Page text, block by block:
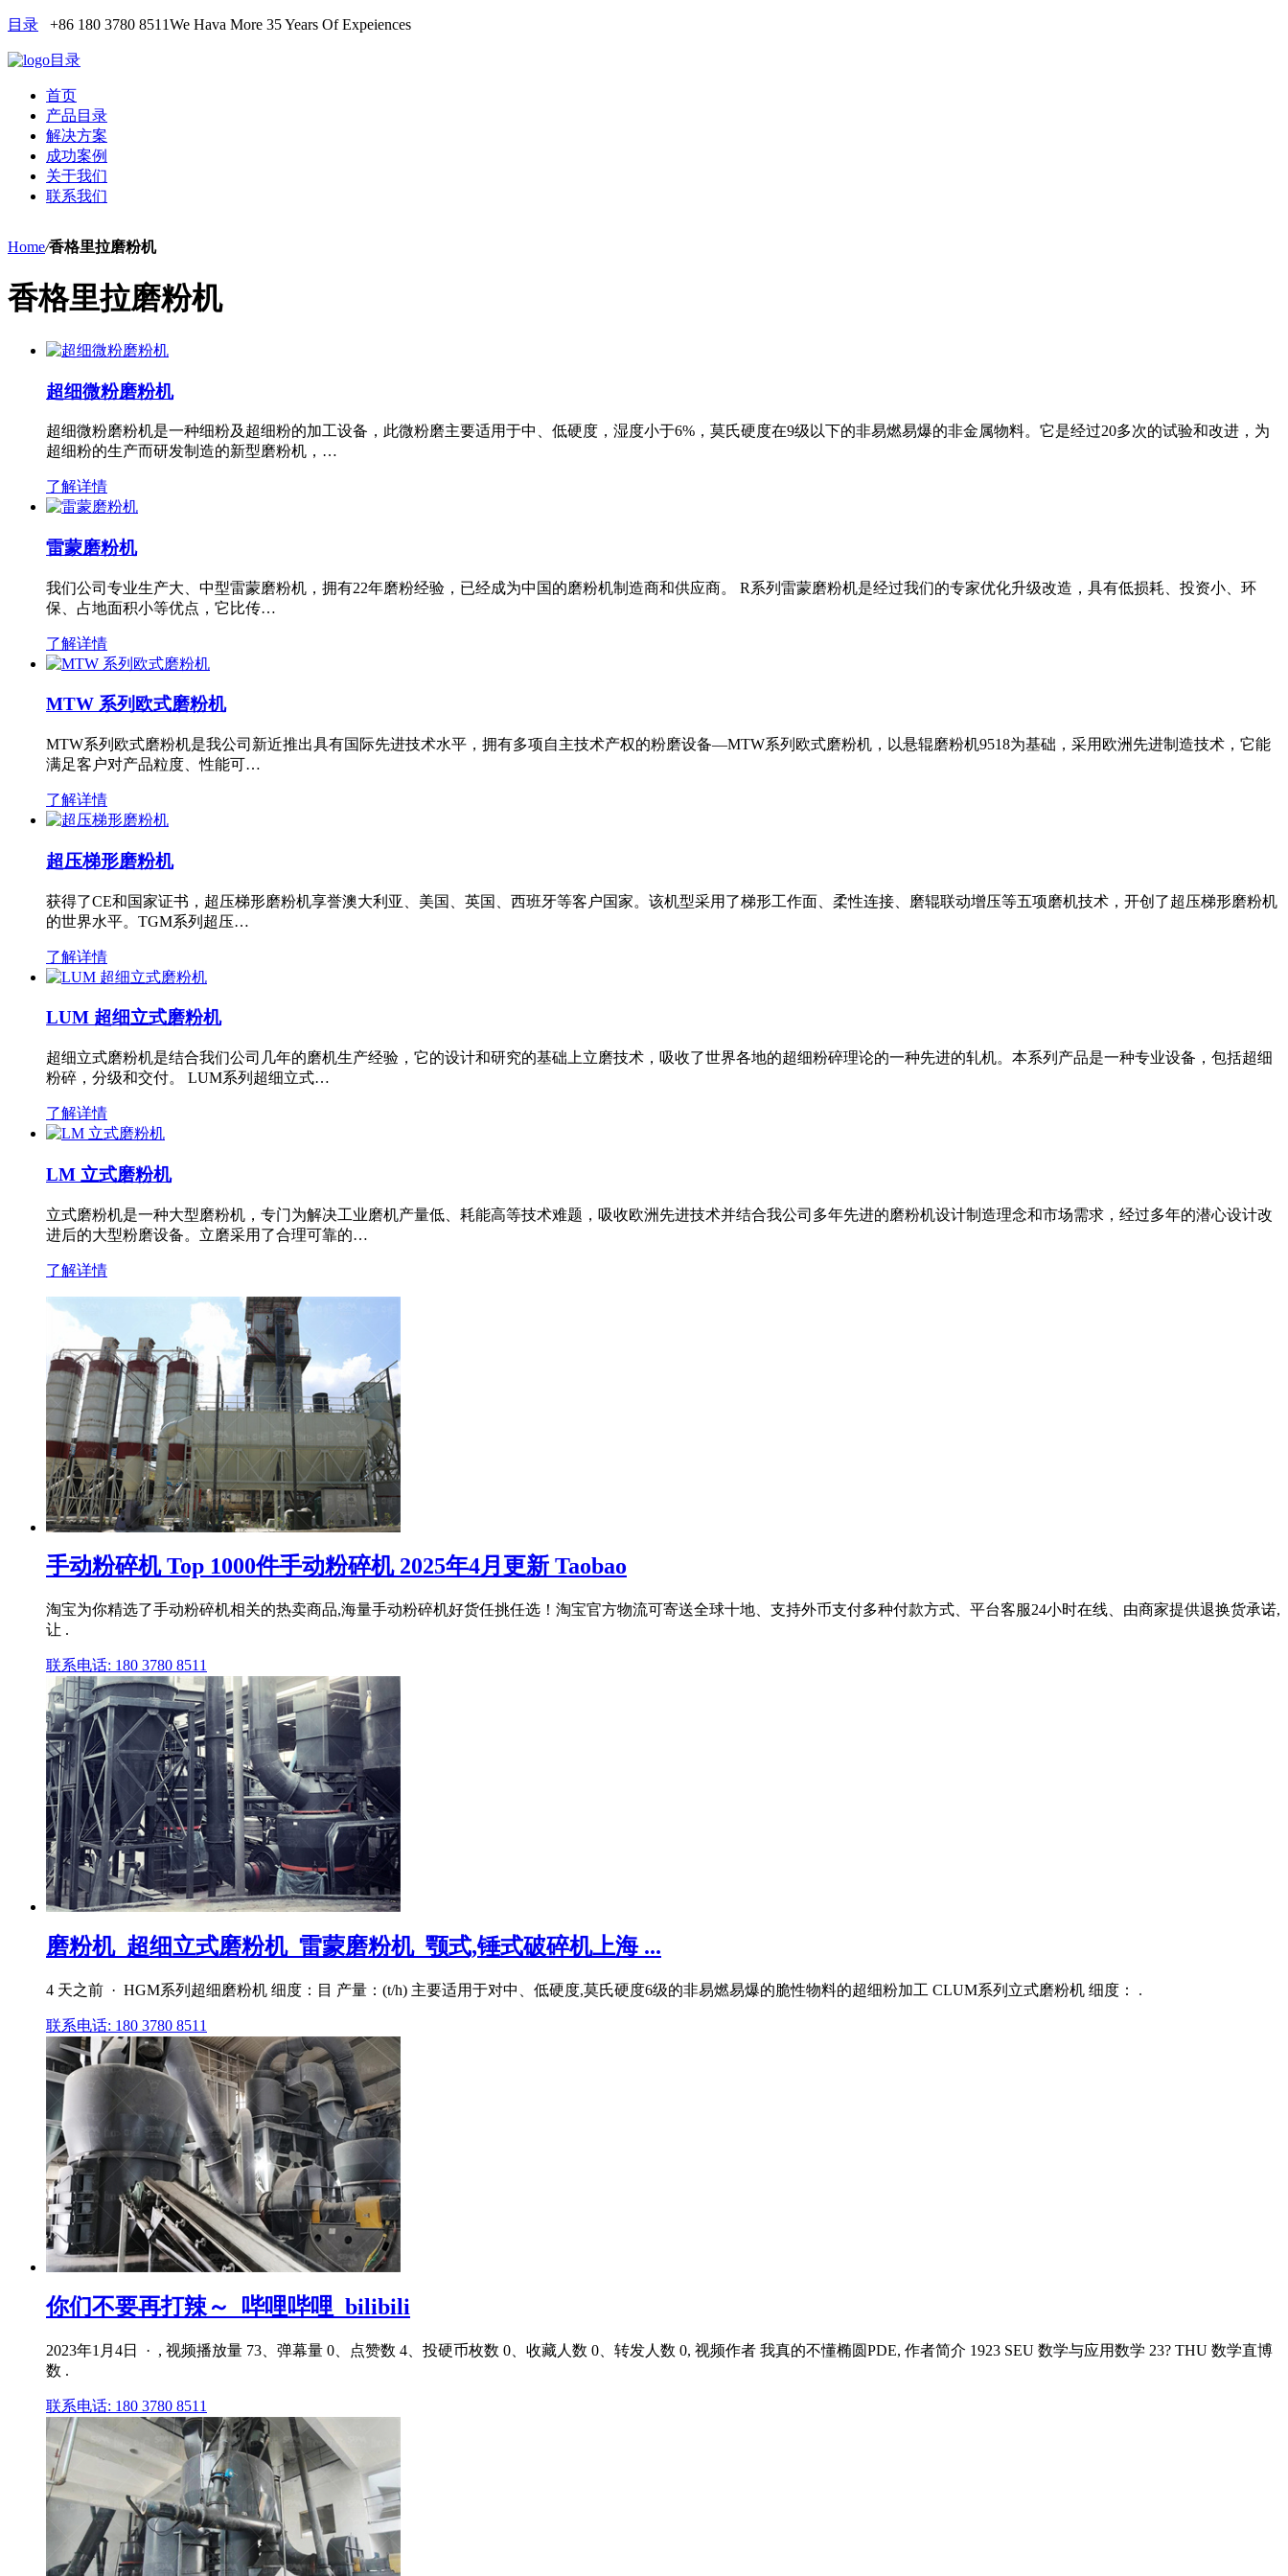
目录 +86 180 3780 8511We Hava More 35 Years Of Expeiences
目录
首页
产品目录
解决方案
成功案例
关于我们
联系我们
Home/香格里拉磨粉机
香格里拉磨粉机
超细微粉磨粉机
超细微粉磨粉机是一种细粉及超细粉的加工设备，此微粉磨主要适用于中、低硬度，湿度小于6%，莫氏硬度在9级以下的非易燃易爆的非金属物料。它是经过20多次的试验和改进，为
超细粉的生产而研发制造的新型磨粉机，…
了解详情
雷蒙磨粉机
我们公司专业生产大、中型雷蒙磨粉机，拥有22年磨粉经验，已经成为中国的磨粉机制造商和供应商。 R系列雷蒙磨粉机是经过我们的专家优化升级改造，具有低损耗、投资小、环
保、占地面积小等优点，它比传…
了解详情
MTW 系列欧式磨粉机
MTW系列欧式磨粉机是我公司新近推出具有国际先进技术水平，拥有多项自主技术产权的粉磨设备—MTW系列欧式磨粉机，以悬辊磨粉机9518为基础，采用欧洲先进制造技术，它能
满足客户对产品粒度、性能可…
了解详情
超压梯形磨粉机
获得了CE和国家证书，超压梯形磨粉机享誉澳大利亚、美国、英国、西班牙等客户国家。该机型采用了梯形工作面、柔性连接、磨辊联动增压等五项磨机技术，开创了超压梯形磨粉机
的世界水平。TGM系列超压…
了解详情
LUM 超细立式磨粉机
超细立式磨粉机是结合我们公司几年的磨机生产经验，它的设计和研究的基础上立磨技术，吸收了世界各地的超细粉碎理论的一种先进的轧机。本系列产品是一种专业设备，包括超细
粉碎，分级和交付。 LUM系列超细立式…
了解详情
LM 立式磨粉机
立式磨粉机是一种大型磨粉机，专门为解决工业磨机产量低、耗能高等技术难题，吸收欧洲先进技术并结合我公司多年先进的磨粉机设计制造理念和市场需求，经过多年的潜心设计改
进后的大型粉磨设备。立磨采用了合理可靠的…
了解详情
手动粉碎机 Top 1000件手动粉碎机 2025年4月更新 Taobao
淘宝为你精选了手动粉碎机相关的热卖商品,海量手动粉碎机好货任挑任选！淘宝官方物流可寄送全球十地、支持外币支付多种付款方式、平台客服24小时在线、由商家提供退换货承诺,
让 .
联系电话: 180 3780 8511
磨粉机_超细立式磨粉机_雷蒙磨粉机_颚式,锤式破碎机上海 ...
4 天之前 · HGM系列超细磨粉机 细度：目 产量：(t/h) 主要适用于对中、低硬度,莫氏硬度6级的非易燃易爆的脆性物料的超细粉加工 CLUM系列立式磨粉机 细度： .
联系电话: 180 3780 8511
你们不要再打辣～_哔哩哔哩_bilibili
2023年1月4日 · , 视频播放量 73、弹幕量 0、点赞数 4、投硬币枚数 0、收藏人数 0、转发人数 0, 视频作者 我真的不懂椭圆PDE, 作者简介 1923 SEU 数学与应用数学 23? THU 数学直博
数 .
联系电话: 180 3780 8511